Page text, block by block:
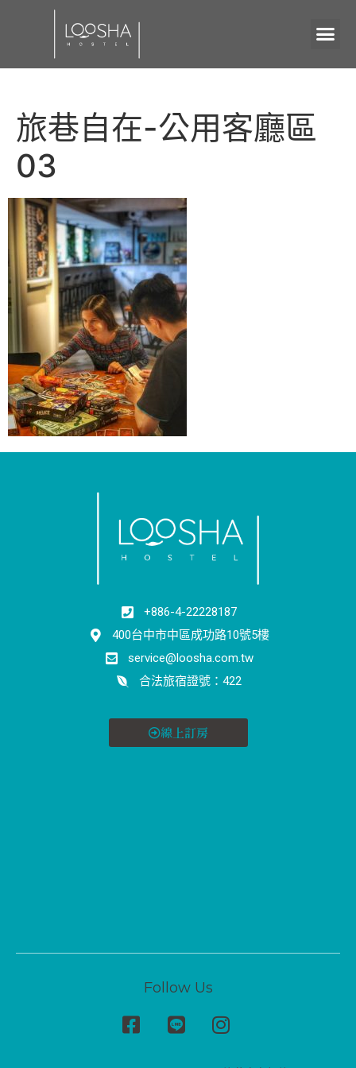
旅巷自在-公用客廳區
03
+886-4-22228187
400台中市中區成功路10號5樓
service@loosha.com.tw
合法旅宿證號：422
線上訂房
Follow Us